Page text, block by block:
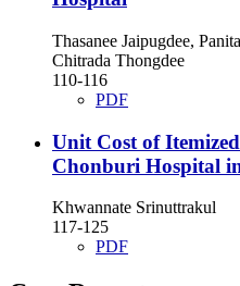
Thasanee Jaipugdee,
Chitrada Thongdee
110-116
PDF
Unit Cost of
Chonburi Hospital
Khwannate Srinuttrakul
117-125
PDF